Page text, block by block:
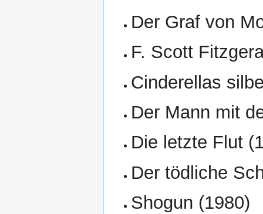
Der Graf von
F. Scott
Cinderellas
Der Mann mit
Die letzte Flut
Der tödliche
Shogun (1980)